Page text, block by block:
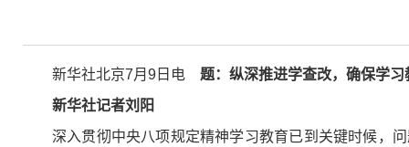
新华社北京7月9日电 题：纵深推进学查改，确保学习
新华社记者刘阳
深入贯彻中央八项规定精神学习教育已到关键时候，